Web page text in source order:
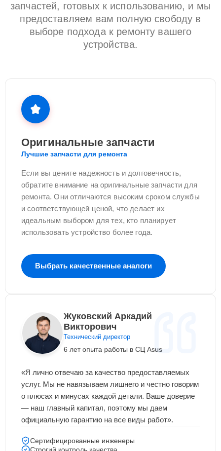
запчастей, готовых к использованию, и мы
предоставляем вам полную свободу в
выборе подхода к ремонту вашего
устройства.
Оригинальные запчасти
Лучшие запчасти для ремонта
Если вы цените надежность и долговечность,
обратите внимание на оригинальные запчасти для
ремонта. Они отличаются высоким сроком службы
и соответствующей ценой, что делает их
идеальным выбором для тех, кто планирует
использовать устройство более года.
Выбрать качественные аналоги
Жуковский Аркадий
Викторович
Технический директор
6 лет опыта работы в СЦ Asus
«Я лично отвечаю за качество предоставляемых
услуг. Мы не навязываем лишнего и честно говорим
о плюсах и минусах каждой детали. Ваше доверие
— наш главный капитал, поэтому мы даем
официальную гарантию на все виды работ».
Сертифицированные инженеры
Строгий контроль качества